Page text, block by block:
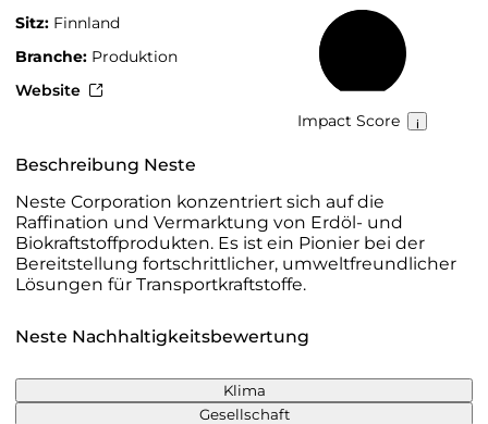
Sitz: Finnland
Branche: Produktion
Website
Impact Score
Beschreibung Neste
Neste Corporation konzentriert sich auf die
Raffination und Vermarktung von Erdöl- und
Biokraftstoffprodukten. Es ist ein Pionier bei der
Bereitstellung fortschrittlicher, umweltfreundlicher
Lösungen für Transportkraftstoffe.
Neste Nachhaltigkeitsbewertung
Klima
Gesellschaft